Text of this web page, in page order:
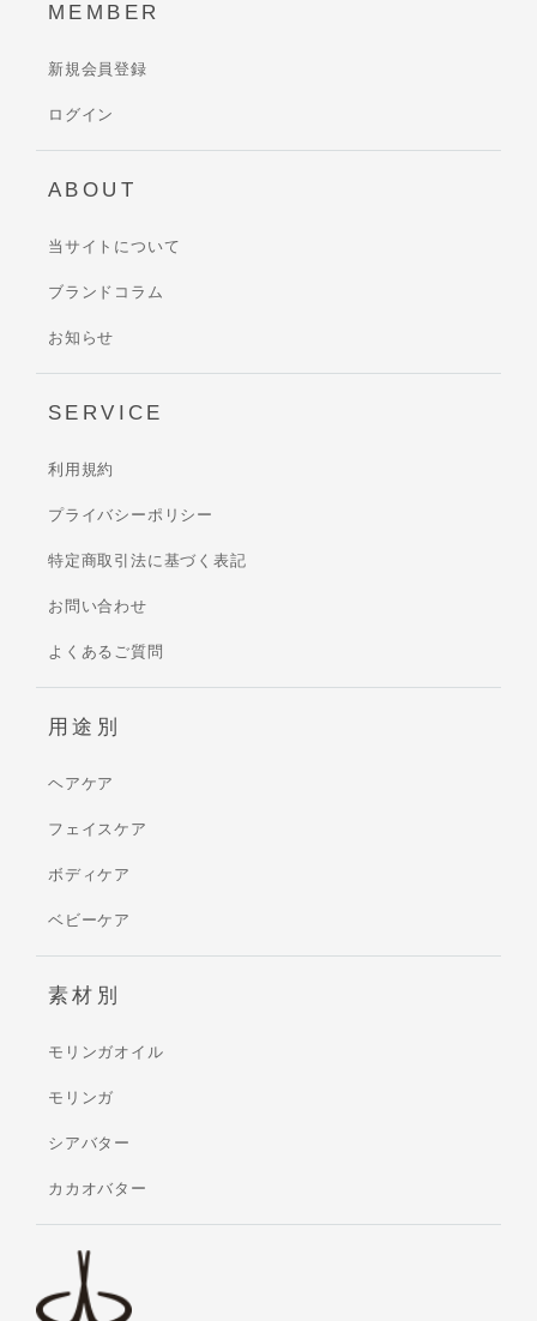
MEMBER
新規会員登録
ログイン
ABOUT
当サイトについて
ブランドコラム
お知らせ
SERVICE
利用規約
プライバシーポリシー
特定商取引法に基づく表記
お問い合わせ
よくあるご質問
用途別
ヘアケア
フェイスケア
ボディケア
ベビーケア
素材別
モリンガオイル
モリンガ
シアバター
カカオバター